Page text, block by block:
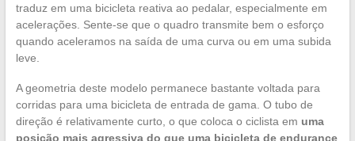
traduz em uma bicicleta reativa ao pedalar, especialmente em
acelerações. Sente-se que o quadro transmite bem o esforço
quando aceleramos na saída de uma curva ou em uma subida
leve.
A geometria deste modelo permanece bastante voltada para
corridas para uma bicicleta de entrada de gama. O tubo de
direção é relativamente curto, o que coloca o ciclista em uma
posição mais agressiva do que uma bicicleta de endurance